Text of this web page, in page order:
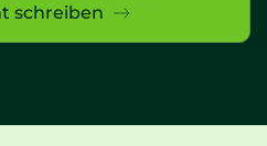
schreiben